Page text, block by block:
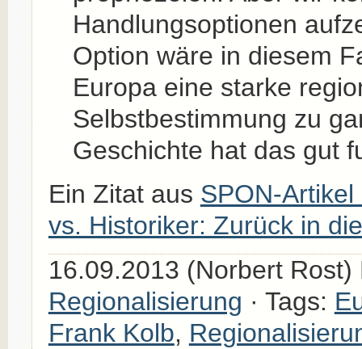
Handlungsoptionen
Option wäre in diesem
Europa eine starke
Selbstbestimmung zu
Geschichte hat das gut
Ein Zitat aus SPON-
vs. Historiker: Zurück in
16.09.2013 (Norbert Rost)
Regionalisierung · Tags:
Frank Kolb,